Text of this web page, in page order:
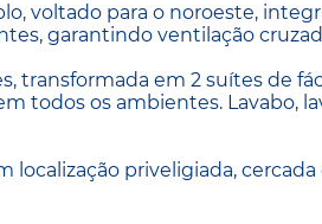
voltado para o noroeste,
garantindo ventilação
transformada em 2 suítes de
todos os ambientes. Lavabo,
localização priveligiada,